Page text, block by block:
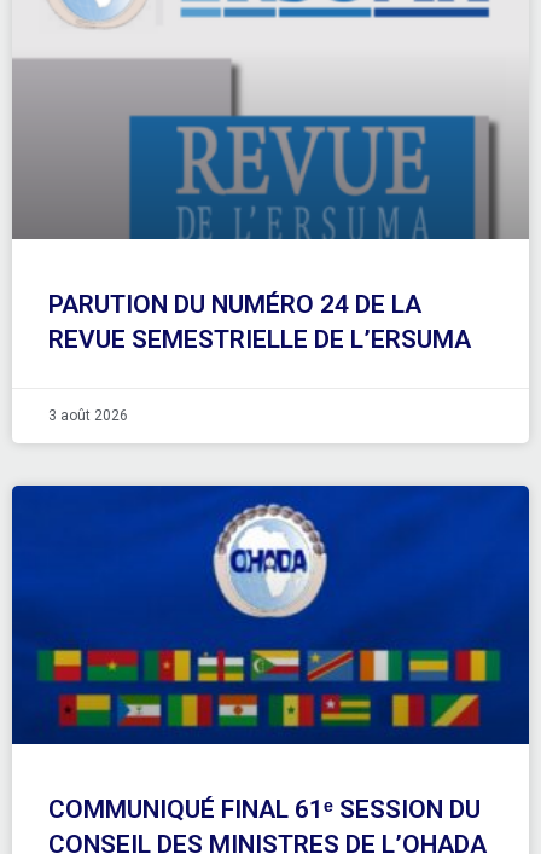
PARUTION DU NUMÉRO 24 DE LA
REVUE SEMESTRIELLE DE L’ERSUMA
3 août 2026
COMMUNIQUÉ FINAL 61ᵉ SESSION DU
CONSEIL DES MINISTRES DE L’OHADA